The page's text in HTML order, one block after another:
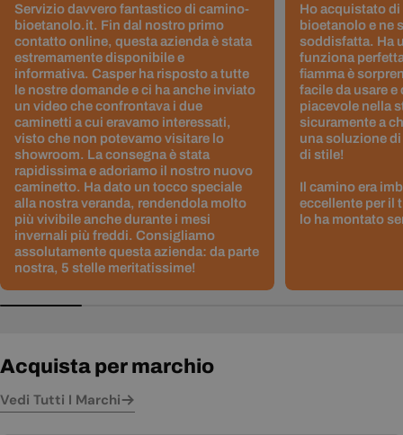
Servizio davvero fantastico di camino-
bioetanolo.it. Fin dal nostro primo
contatto online, questa azienda è stata
estremamente disponibile e
informativa. Casper ha risposto a tutte
le nostre domande e ci ha anche inviato
un video che confrontava i due
caminetti a cui eravamo interessati,
visto che non potevamo visitare lo
showroom. La consegna è stata
rapidissima e adoriamo il nostro nuovo
caminetto. Ha dato un tocco speciale
alla nostra veranda, rendendola molto
più vivibile anche durante i mesi
invernali più freddi. Consigliamo
assolutamente questa azienda: da parte
nostra, 5 stelle meritatissime!
Ho acquistato di
bioetanolo e ne
soddisfatta. Ha
funziona
fiamma è
facile da usare e
piacevole nella
sicuramente a
una soluzione
di stile!
Il camino era
eccellente per il
lo ha montato
Acquista per marchio
Vedi Tutti I Marchi